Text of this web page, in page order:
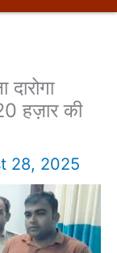
हज़ार की
28, 2025